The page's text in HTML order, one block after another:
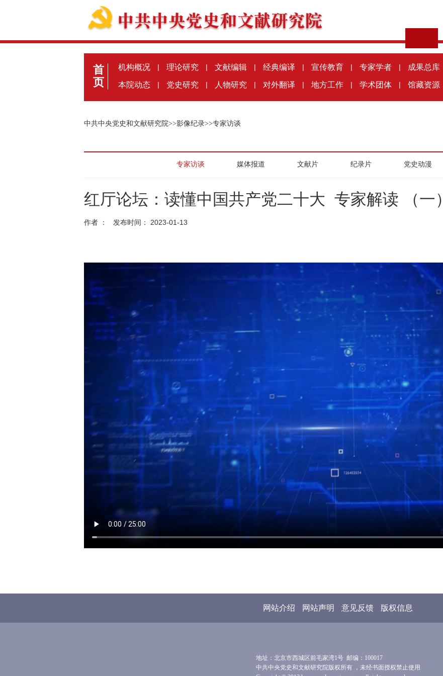
首
页
机构概况 | 理论研究 | 文献编辑 | 经典编译 | 宣传教育 | 专家学者 | 成果总库
本院动态 | 党史研究 | 人物研究 | 对外翻译 | 地方工作 | 学术团体 | 馆藏资源
中共中央党史和文献研究院>>影像纪录>>专家访谈
专家访谈 媒体报道 文献片 纪录片 党史动漫
红厅论坛：读懂中国共产党二十大 专家解读 （一）
作者 ： 发布时间： 2023-01-13
网站介绍 网站声明 意见反馈 版权信息
地址：北京市西城区前毛家湾1号 邮编：100017
中共中央党史和文献研究院版权所有 ，未经书面授权禁止使用